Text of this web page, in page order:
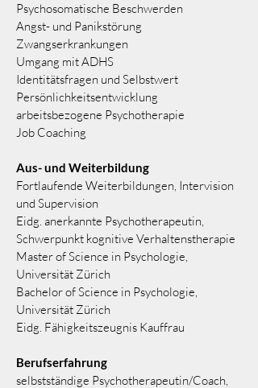
Psychosomatische Beschwerden
Angst- und Panikstörung
Zwangserkrankungen
Umgang mit ADHS
Identitätsfragen und Selbstwert
Persönlichkeitsentwicklung
arbeitsbezogene Psychotherapie
Job Coaching
Aus- und Weiterbildung
Fortlaufende Weiterbildungen, Intervision
und Supervision
Eidg. anerkannte Psychotherapeutin,
Schwerpunkt kognitive Verhaltenstherapie
Master of Science in Psychologie,
Universität Zürich
Bachelor of Science in Psychologie,
Universität Zürich
Eidg. Fähigkeitszeugnis Kauffrau
Berufserfahrung
selbstständige Psychotherapeutin/Coach,